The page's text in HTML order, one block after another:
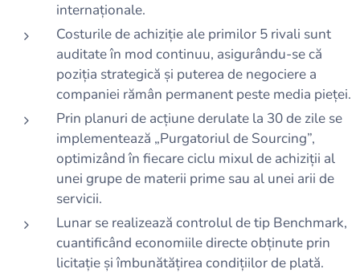
internaționale.
Costurile de achiziție ale primilor 5 rivali sunt
auditate în mod continuu, asigurându-se că
poziția strategică și puterea de negociere a
companiei rămân permanent peste media pieței.
Prin planuri de acțiune derulate la 30 de zile se
implementează „Purgatoriul de Sourcing”,
optimizând în fiecare ciclu mixul de achiziții al
unei grupe de materii prime sau al unei arii de
servicii.
Lunar se realizează controlul de tip Benchmark,
cuantificând economiile directe obținute prin
licitație și îmbunătățirea condițiilor de plată.